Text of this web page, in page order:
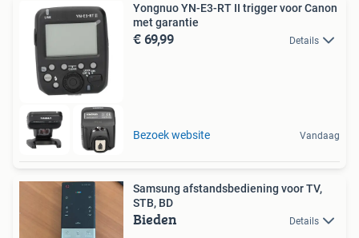
Yongnuo YN-E3-RT II trigger voor Canon
met garantie
€ 69,99 Details
Bezoek website Vandaag
Samsung afstandsbediening voor TV,
STB, BD
Bieden Details